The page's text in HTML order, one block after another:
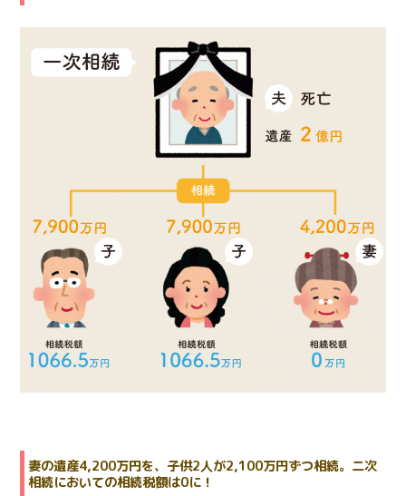
妻の遺産4,200万円を、子供2人が2,100万円ずつ相続。二次
相続においての相続税額は0に！